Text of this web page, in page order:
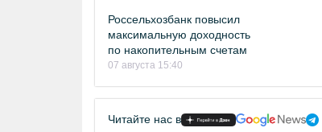
Россельхозбанк повысил
максимальную доходность
по накопительным счетам
07 августа 15:40
Читайте нас в